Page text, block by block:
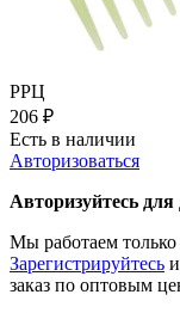
РРЦ
206 ₽
Есть в наличии
Авторизоваться
Авторизуйтесь
Мы работаем
Зарегистрируйтесь
заказ по оптовым